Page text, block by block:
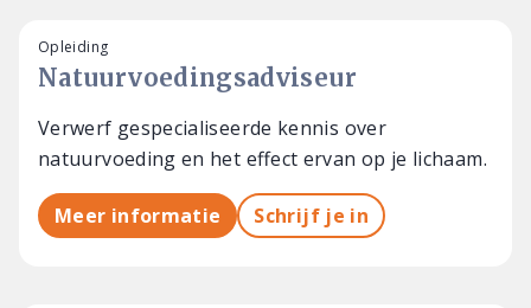
Natuurvoedingsadviseur
Opleiding
Verwerf gespecialiseerde kennis over
natuurvoeding en het effect ervan op je lichaam.
Meer informatie Schrijf je in